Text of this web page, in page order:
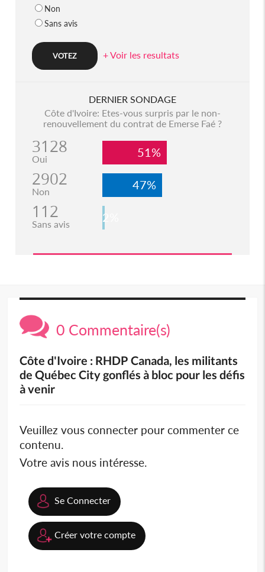
Non
Sans avis
+ Voir les resultats
DERNIER SONDAGE
Côte d'Ivoire: Etes-vous surpris par le non-
renouvellement du contrat de Emerse Faé ?
3128
Oui 51%
2902
Non 47%
112
Sans avis 2%
0 Commentaire(s)
Côte d'Ivoire : RHDP Canada, les militants
de Québec City gonflés à bloc pour les défis
à venir
Veuillez vous connecter pour commenter ce
contenu.
Votre avis nous intéresse.
Se Connecter
Créer votre compte